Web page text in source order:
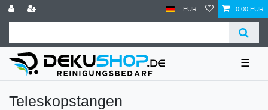
EUR 0,00 EUR
☰
Teleskopstangen